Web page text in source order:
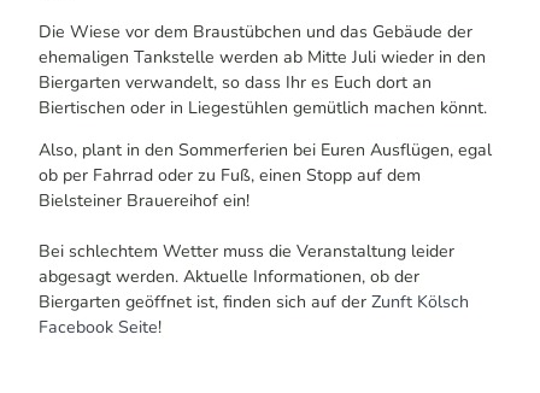
Die Wiese vor dem Braustübchen und das Gebäude der
ehemaligen Tankstelle werden ab Mitte Juli wieder in den
Biergarten verwandelt, so dass Ihr es Euch dort an
Biertischen oder in Liegestühlen gemütlich machen könnt.
Also, plant in den Sommerferien bei Euren Ausflügen, egal
ob per Fahrrad oder zu Fuß, einen Stopp auf dem
Bielsteiner Brauereihof ein!
Bei schlechtem Wetter muss die Veranstaltung leider
abgesagt werden. Aktuelle Informationen, ob der
Biergarten geöffnet ist, finden sich auf der Zunft Kölsch
Facebook Seite!